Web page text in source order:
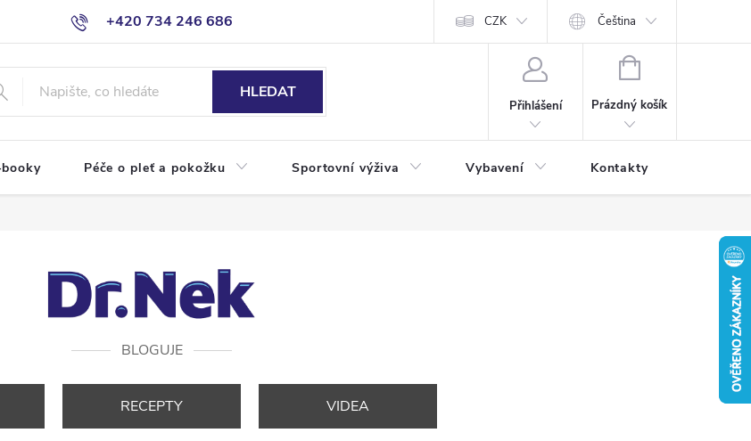
+420 734 246 686 CZK Čeština
HLEDAT
Přihlášení
NÁKUPNÍ
Prázdný košík
booky Péče o pleť a pokožku Sportovní výživa Vybavení Kontakty
BLOGUJE
RECEPTY VIDEA